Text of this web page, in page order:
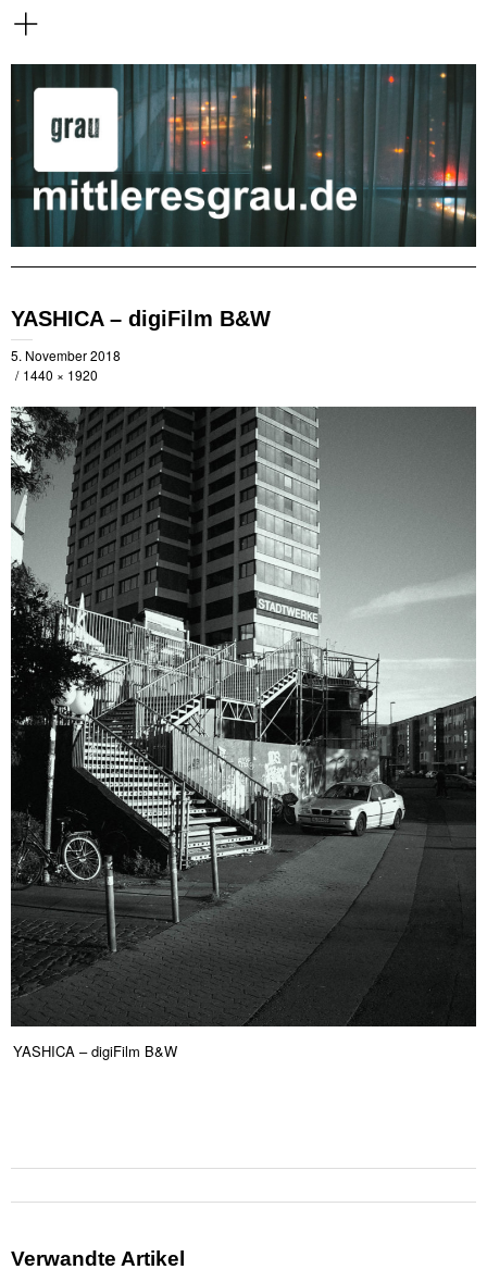
YASHICA – digiFilm B&W
5. November 2018
1440 × 1920
YASHICA – digiFilm B&W
Verwandte Artikel